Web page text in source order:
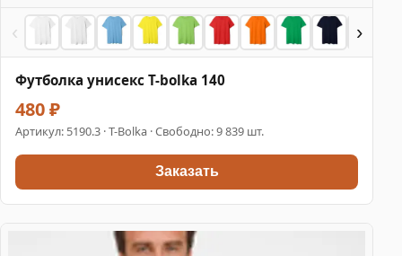
‹ ›
Футболка унисекс T-bolka 140
480 ₽
Артикул: 5190.3 · T-Bolka · Свободно: 9 839 шт.
Заказать